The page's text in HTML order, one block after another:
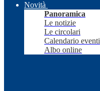
Novità
Panoramica
Le notizie
Le circolari
Calendario eventi
Albo online